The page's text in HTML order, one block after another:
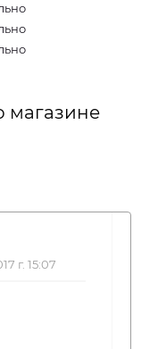
магазине
2017 г. 15:07